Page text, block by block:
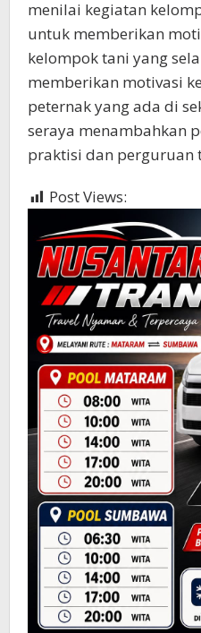
menilai kegiatan
untuk memberikan
kelompok tani yang
memberikan motivasi
peternak yang ada di
seraya menambahkan
praktisi dan perguruan
Post Views: